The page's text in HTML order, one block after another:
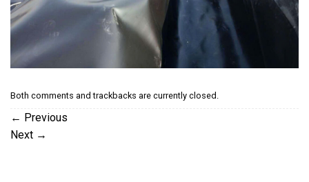
Both comments and trackbacks are currently closed.
← Previous
Next →